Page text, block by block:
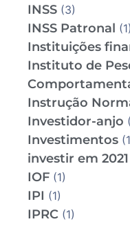
INSS (3)
INSS Patronal (1)
Instituições
Instituto de
Instrução
Investidor-anjo
Investimentos
investir em 2021
IOF (1)
IPI (1)
IPRC (1)